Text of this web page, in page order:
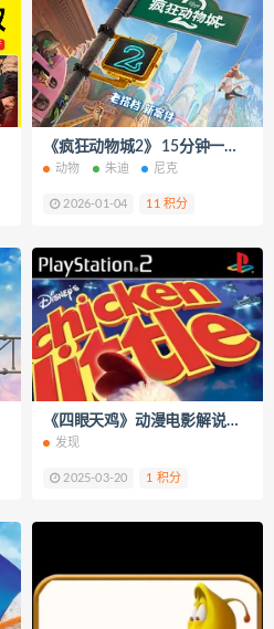
《疯狂动物城2》 15分钟一口气看完 短视频解说文案
动物 朱迪 尼克
2026-01-04 11 积分
《四眼天鸡》动漫电影解说文案
发现
2025-03-20 1 积分